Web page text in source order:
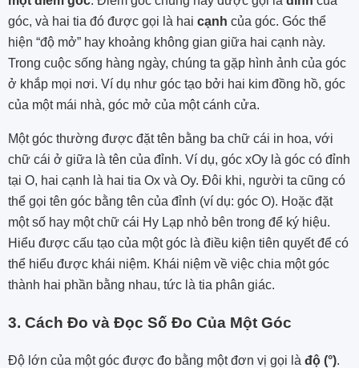
góc, và hai tia đó được gọi là hai cạnh của góc. Góc thể
hiện “độ mở” hay khoảng không gian giữa hai cạnh này.
Trong cuộc sống hàng ngày, chúng ta gặp hình ảnh của góc
ở khắp mọi nơi. Ví dụ như góc tạo bởi hai kim đồng hồ, góc
của một mái nhà, góc mở của một cánh cửa.
Một góc thường được đặt tên bằng ba chữ cái in hoa, với
chữ cái ở giữa là tên của đỉnh. Ví dụ, góc xOy là góc có đỉnh
tại O, hai cạnh là hai tia Ox và Oy. Đôi khi, người ta cũng có
thể gọi tên góc bằng tên của đỉnh (ví dụ: góc O). Hoặc đặt
một số hay một chữ cái Hy Lạp nhỏ bên trong để ký hiệu.
Hiểu được cấu tạo của một góc là điều kiện tiên quyết để có
thể hiểu được khái niệm. Khái niệm về việc chia một góc
thành hai phần bằng nhau, tức là tia phân giác.
3. Cách Đo và Đọc Số Đo Của Một Góc
Độ lớn của một góc được đo bằng một đơn vị gọi là độ (°).